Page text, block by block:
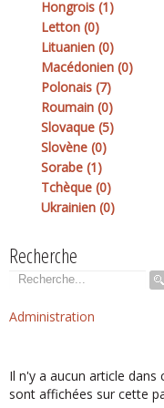
Hongrois (1)
Letton (0)
Lituanien (0)
Macédonien (0)
Polonais (7)
Roumain (0)
Slovaque (5)
Slovène (0)
Sorabe (1)
Tchèque (0)
Ukrainien (0)
Recherche
Rechercher
Administration
Il n'y a aucun article
sont affichées sur cette